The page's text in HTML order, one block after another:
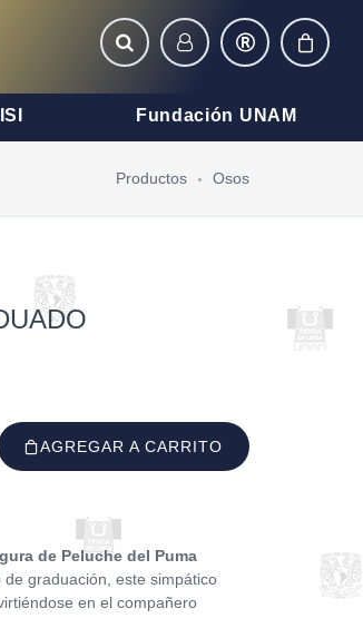
Fundación UNAM
Productos Osos
AGREGAR A CARRITO
de Peluche del Puma
de graduación, este simpático
en el compañero